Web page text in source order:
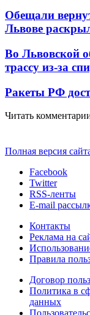
Обещали
Львове
Во Львовской
трассу из-за
Ракеты РФ
Читать
Полная версия
Facebook
Twitter
RSS-ленты
E-mail
Контакты
Реклама на
Правила
Договор
Политика в
данных